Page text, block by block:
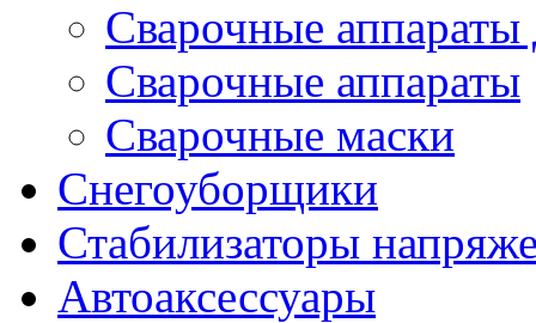
Сварочные
Сварочные аппараты
Сварочные маски
Снегоуборщики
Стабилизаторы
Автоаксессуары